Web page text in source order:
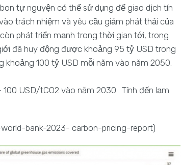
tự nguyện có thể sử dụng để giao dịch tín
trách nhiệm và yêu cầu giảm phát thải của
phát triển mạnh trong thời gian tới, trong
đã huy động được khoảng 95 tỷ USD trong
100 tỷ USD mỗi năm vào năm 2050.
USD/tCO2 vào năm 2030 . Tính đến lạm
bank-2023- carbon-pricing-report)